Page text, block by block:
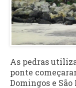
As pedras
ponte
Domingos e